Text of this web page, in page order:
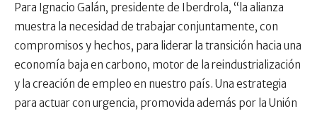
Para Ignacio Galán, presidente de Iberdrola, “la alianza
muestra la necesidad de trabajar conjuntamente, con
compromisos y hechos, para liderar la transición hacia una
economía baja en carbono, motor de la reindustrialización
y la creación de empleo en nuestro país. Una estrategia
para actuar con urgencia, promovida además por la Unión